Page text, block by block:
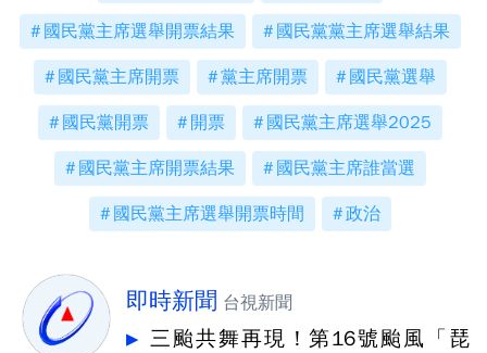
國民黨主席選舉開票結果 國民黨黨主席選舉結果
國民黨主席開票 黨主席開票 國民黨選舉
國民黨開票 開票 國民黨主席選舉2025
國民黨主席開票結果 國民黨主席誰當選
國民黨主席選舉開票時間 政治
即時新聞 台視新聞
三颱共舞再現！第16號颱風「琵